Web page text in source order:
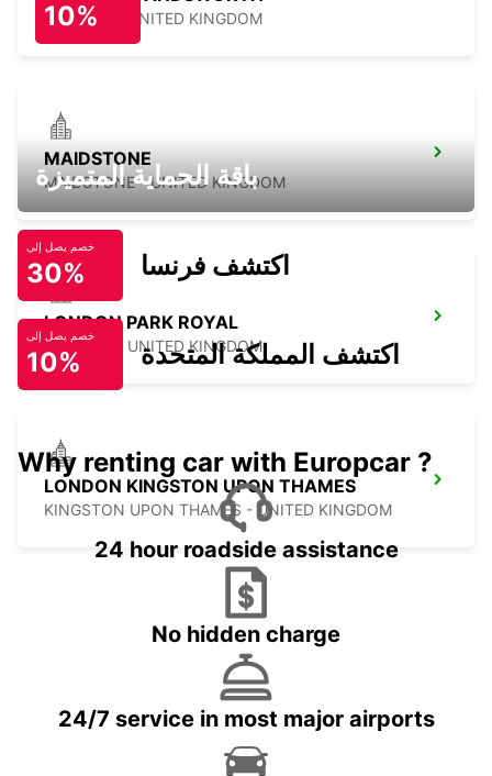
LONDON - UNITED KINGDOM
MAIDSTONE
MAIDSTONE - UNITED KINGDOM
LONDON PARK ROYAL
LONDON - UNITED KINGDOM
LONDON KINGSTON UPON THAMES
KINGSTON UPON THAMES - UNITED KINGDOM
10%
باقة الحماية المتميزة
خصم يصل إلى
30% اكتشف فرنسا
خصم يصل إلى
10% اكتشف المملكة المتحدة
Why renting car with Europcar ?
24 hour roadside assistance
No hidden charge
24/7 service in most major airports